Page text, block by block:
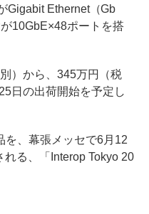
Gigabit Ethernet（Gb
10GbE×48ポートを搭
）から、345万円（税
日の出荷開始を予定し
、幕張メッセで6月12
る、「Interop Tokyo 20